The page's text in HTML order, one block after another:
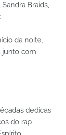
Braids,
da noite,
junto com
dedicas
do rap